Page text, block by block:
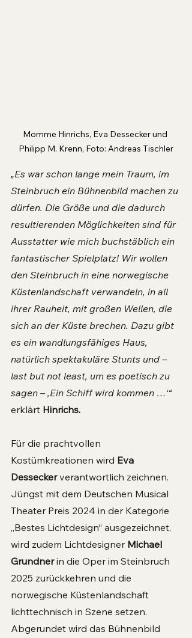
Momme Hinrichs, Eva Dessecker und
Philipp M. Krenn, Foto: Andreas Tischler
„Es war schon lange mein Traum, im
Steinbruch ein Bühnenbild machen zu
dürfen. Die Größe und die dadurch
resultierenden Möglichkeiten sind für
Ausstatter wie mich buchstäblich ein
fantastischer Spielplatz! Wir wollen
den Steinbruch in eine norwegische
Küstenlandschaft verwandeln, in all
ihrer Rauheit, mit großen Wellen, die
sich an der Küste brechen. Dazu gibt
es ein wandlungsfähiges Haus,
natürlich spektakuläre Stunts und –
last but not least, um es poetisch zu
sagen – ,Ein Schiff wird kommen …‘“
erklärt Hinrichs.
Für die prachtvollen
Kostümkreationen wird Eva
Dessecker verantwortlich zeichnen.
Jüngst mit dem Deutschen Musical
Theater Preis 2024 in der Kategorie
„Bestes Lichtdesign“ ausgezeichnet,
wird zudem Lichtdesigner Michael
Grundner in die Oper im Steinbruch
2025 zurückkehren und die
norwegische Küstenlandschaft
lichttechnisch in Szene setzen.
Abgerundet wird das Bühnenbild